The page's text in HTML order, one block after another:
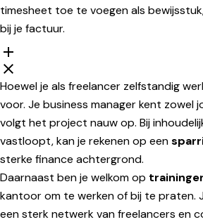
timesheet toe te voegen als
bij je factuur.
Hoewel je als freelancer zelfstandig
voor. Je business manager kent zowel
volgt het project nauw op. Bij
vastloopt, kan je rekenen op een
sterke finance achtergrond.
Daarnaast ben je welkom op
kantoor om te werken of bij te praten.
een sterk netwerk van freelancers en